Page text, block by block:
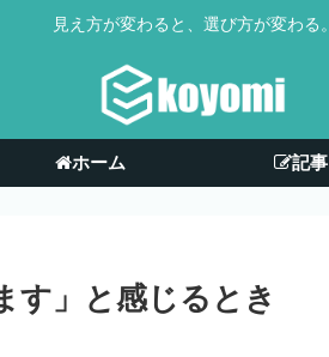
見え方が変わると、選び方が変わる。
ホーム 記事
す」と感じるとき